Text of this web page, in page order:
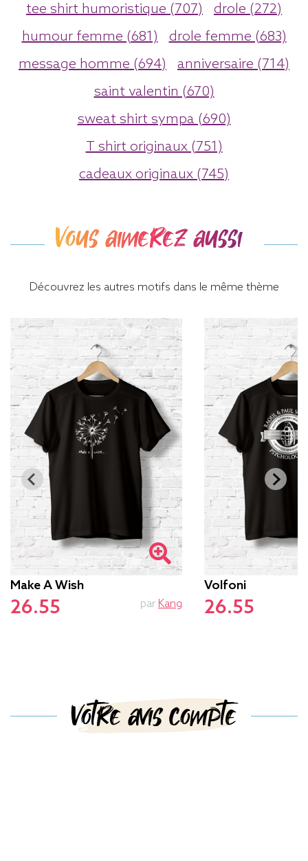
tee shirt humoristique (707)
drole (272)
humour femme (681)
drole femme (683)
message homme (694)
anniversaire (714)
saint valentin (670)
sweat shirt sympa (690)
T shirt originaux (751)
cadeaux originaux (745)
Vous aimerez aussi
Découvrez les autres motifs dans le même thème
Make A Wish
26.55 par Kang
Volfoni
26.55
Votre avis compte